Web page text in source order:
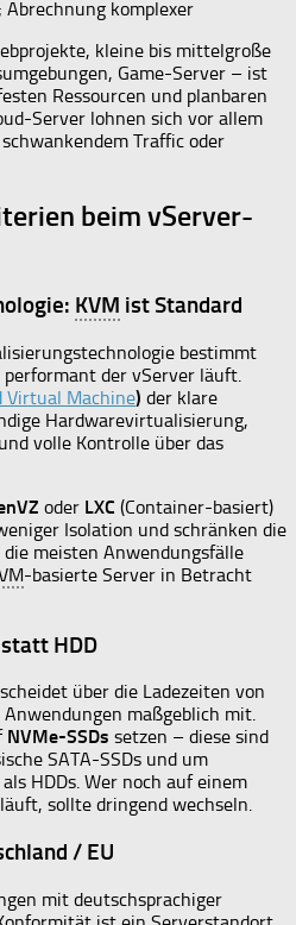
komplexer
kleine bis mittelgroße
Game-Server – ist
Ressourcen und planbaren
Server lohnen sich vor allem
Traffic oder
beim vServer-
KVM ist Standard
bestimmt
der vServer läuft.
Virtual Machine) der klare
Hardwarevirtualisierung,
volle Kontrolle über das
oder LXC (Container-basiert)
Isolation und schränken die
meisten Anwendungsfälle
-basierte Server in Betracht
HDD
über die Ladezeiten von
maßgeblich mit.
NVMe-SSDs setzen – diese sind
SATA-SSDs und um
HDDs. Wer noch auf einem
sollte dringend wechseln.
/ EU
mit deutschsprachiger